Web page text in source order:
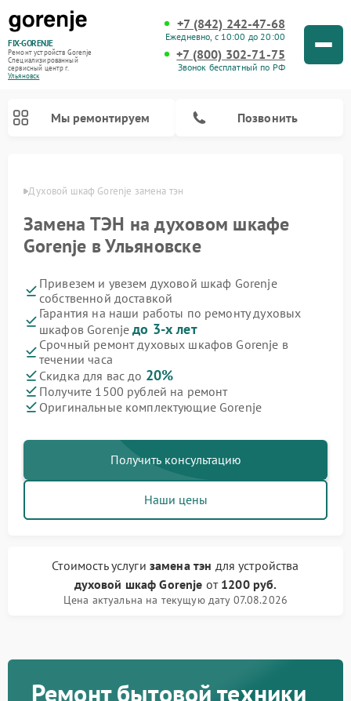
FIX-GORENJE
Ремонт устройств Gorenje
Специализированный
cервисный центр г.
Ульяновск
+7 (842) 242-47-68
Ежедневно, с 10:00 до 20:00
+7 (800) 302-71-75
Звонок бесплатный по РФ
Мы ремонтируем Позвонить
Духовой шкаф Gorenje замена тэн
Замена ТЭН на духовом шкафе
Gorenje в Ульяновске
Привезем и увезем духовой шкаф Gorenje
собственной доставкой
Гарантия на наши работы по ремонту духовых
шкафов Gorenjeдо 3-х лет
Срочный ремонт духовых шкафов Gorenje в
течении часа
Скидка для вас до 20%
Получите 1500 рублей на ремонт
Оригинальные комплектующие Gorenje
Получить консультацию
Наши цены
Стоимость услуги замена тэн для устройства
духовой шкаф Gorenje от 1200 руб.
Цена актуальна на текущую дату 07.08.2026
Ремонт бытовой техники